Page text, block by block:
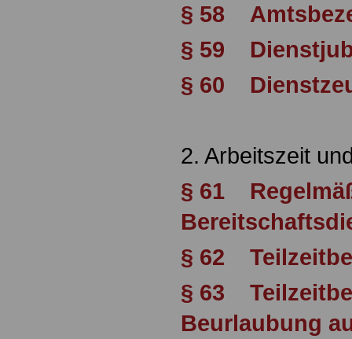
§ 58
§ 59
§ 60
2. Arbeitszeit
§ 61
§ 62
§ 63
Beurlaubung